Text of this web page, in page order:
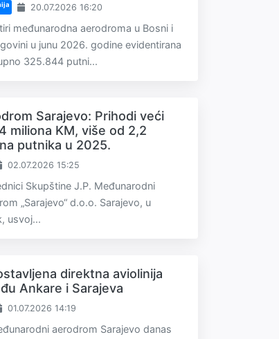
20.07.2026 16:20
međunarodna aerodroma u Bosni i
u junu 2026. godine evidentirana
325.844 putni...
Sarajevo: Prihodi veći
miliona KM, više od 2,2
putnika u 2025.
02.07.2026 15:25
Skupštine J.P. Međunarodni
„Sarajevo“ d.o.o. Sarajevo, u
usvoj...
direktna aviolinija
Ankare i Sarajeva
01.07.2026 14:19
aerodrom Sarajevo danas